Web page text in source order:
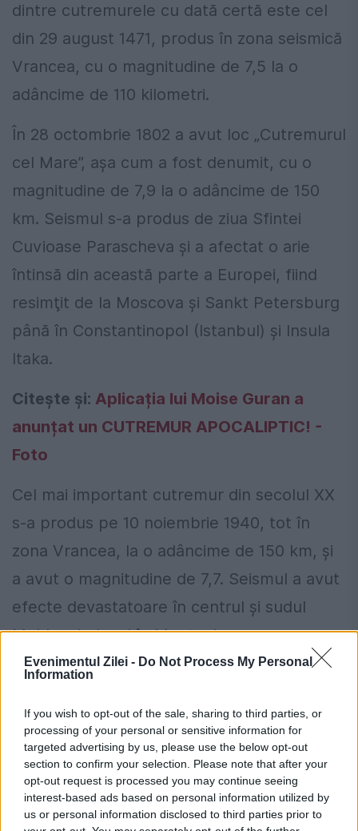
Evenimentul Zilei - Do Not Process My Personal
Information
If you wish to opt-out of the sale, sharing to third parties, or
processing of your personal or sensitive information for
targeted advertising by us, please use the below opt-out
section to confirm your selection. Please note that after your
opt-out request is processed you may continue seeing
interest-based ads based on personal information utilized by
us or personal information disclosed to third parties prior to
dintre cutremurele cu dată certă este cel
din 29 august 1471, produs în zona seismică
Vrancea, cu o magnitudine de 7,5 la o
adâncime de 110 kilometri.
În 28 octombrie 1802 a avut loc „Cutremurul
cel Mare”, aşa cum a fost denumit, cu o
magnitudine de 7,9 la o adâncime de 150
km. Seismul s-a produs de ziua Sfintei
Cuvioase Parascheva şi a afectat o arie
întinsă din această parte a Europei, fiind
resimţit de la Moscova şi Sankt Petersburg
până în Constantinopol (Istanbul) şi Insula
Itaka.
Citește și: Aplicația lui Moise Guran a
anunțat un CUTREMUR APOCALIPTIC! -
Foto
Cel mai important cutremur din secolul XX
s-a produs pe 10 noiembrie 1940, tot în
zona Vrancea, la o adâncime de 150 km, şi
a avut o magnitudine de 7,7. Seismul a avut
efecte devastatoare în centrul şi sudul
Moldovei, dar şi în Muntenia.
Cel mai distructiv cutremur de pe teritoriul
în urma căruia 1578 de persoane şi-au
pierdut viaţa în România (din care 90% în
Bucureşti) şi 11.321 persoane au fost rănite,
în principal datorită prăbuşirii clădirilor.